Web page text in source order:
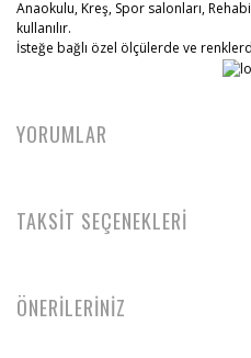
Anaokulu, Kreş, Spor salonları,
kullanılır.
İsteğe bağlı özel ölçülerde ve
YORUMLAR
TAKSİT SEÇENEKLERİ
ÖNERİLERİNİZ